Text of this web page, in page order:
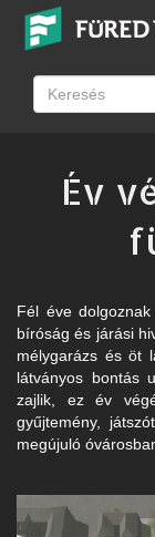
Év
Fél éve
bíróság és járási
mélygarázs és öt
látványos bontás
zajlik, ez év
gyűjtemény,
megújuló